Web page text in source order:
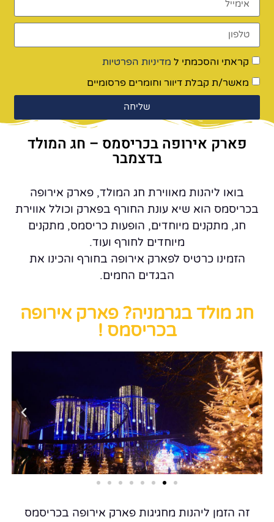
קראתי והסכמתי ל מדיניות הפרטיות
מאשר/ת קבלת דיוור וחומרים פרסומיים
שליחה
פארק אירופה בכריסמס – חג המולד
בדצמבר
בואו ליהנות מאווירת חג המולד, פארק אירופה
בכריסמס הוא שיא עונת החורף בפארק וכולל אווירת
חג, מתקנים מיוחדים, הופעות כריסמס, מתקנים
מיוחדים לחורף ועוד.
הזמינו כרטיס לפארק אירופה בחורף והכינו את
הבגדים החמים.
חג מולד בגרמניה? פארק אירופה
בכריסמס !
זה הזמן ליהנות מחגיגות פארק אירופה בכריסמס